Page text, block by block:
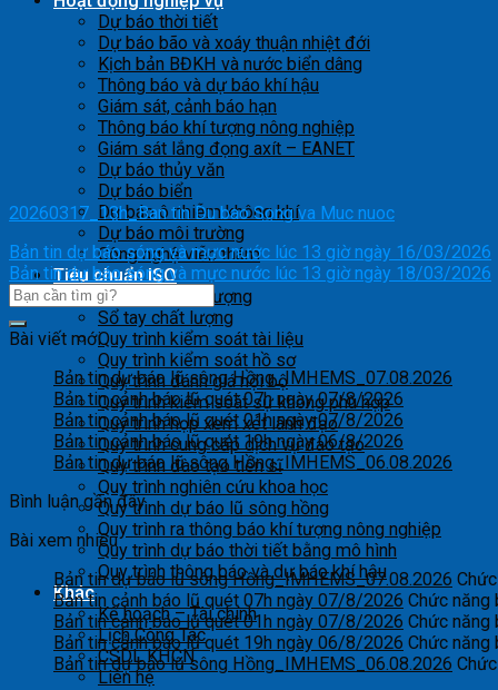
Dự báo thời tiết
Dự báo bão và xoáy thuận nhiệt đới
Kịch bản BĐKH và nước biển dâng
Thông báo và dự báo khí hậu
Giám sát, cảnh báo hạn
Thông báo khí tượng nông nghiệp
Giám sát lắng đọng axít – EANET
Dự báo thủy văn
Dự báo biển
Dự báo ô nhiễm không khí
Dự báo môi trường
Công nghệ viễn thám
Tiêu chuẩn ISO
Mục tiêu chất lượng
Sổ tay chất lượng
Quy trình kiểm soát tài liệu
Quy trình kiểm soát hồ sơ
Quy trình đánh giá nội bộ
Quy trình kiểm soát sự không phù hợp
Quy trình họp xem xét lãnh đạo
Quy trình cung cấp dịch vụ đào tạo
Quy trình đào tạo tiến sĩ
Quy trình nghiên cứu khoa học
Quy trình dự báo lũ sông hồng
Quy trình ra thông báo khí tượng nông nghiệp
Quy trình dự báo thời tiết bằng mô hình
Quy trình thông báo và dự báo khí hậu
Khác
Kế hoạch – Tài chính
Lịch Công Tác
CSDL KHCN
Liên hệ
20260317_13h_Ban tin Du bao Song va Muc nuoc
Bản tin dự báo sóng và mực nước lúc 13 giờ ngày 16/03/2026
Bản tin dự báo sóng và mực nước lúc 13 giờ ngày 18/03/2026
Bài viết mới
Bản tin dự báo lũ sông Hồng_IMHEMS_07.08.2026
Bản tin cảnh báo lũ quét 07h ngày 07/8/2026
Bản tin cảnh báo lũ quét 01h ngày 07/8/2026
Bản tin cảnh báo lũ quét 19h ngày 06/8/2026
Bản tin dự báo lũ sông Hồng_IMHEMS_06.08.2026
Bình luận gần đây
Bài xem nhiều
Bản tin dự báo lũ sông Hồng_IMHEMS_07.08.2026
Bản tin cảnh báo lũ quét 07h ngày 07/8/2026 Chức năng
Bản tin cảnh báo lũ quét 01h ngày 07/8/2026 Chức năng
Bản tin cảnh báo lũ quét 19h ngày 06/8/2026 Chức năng
Bản tin dự báo lũ sông Hồng_IMHEMS_06.08.2026